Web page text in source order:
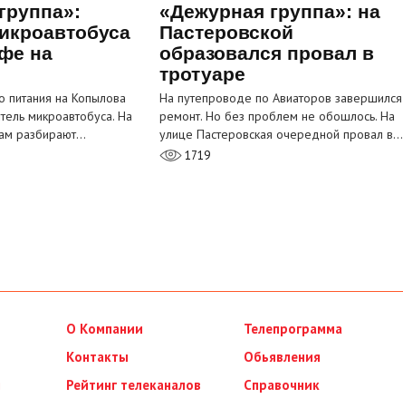
на
питания на Копылова
микроавтобуса. На
разбирают…
«Дежурная группа»: на
Пастеровской
образовался провал в
тротуаре
На путепроводе по Авиаторов завершился
ремонт. Но без проблем не обошлось. На
улице Пастеровская очередной провал в…
1719
О Компании
Контакты
Рейтинг телеканалов
Телепрограмма
Обьявления
Справочник